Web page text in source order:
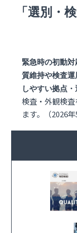
「選別・
緊急時の初動
質維持や検査
しやすい拠点・
検査・外観検
ます。（2026年